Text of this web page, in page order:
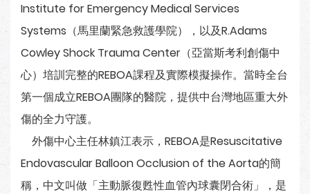
Institute for Emergency Medical Services
Systems（馬里蘭緊急救護學院），以及R.Adams
Cowley Shock Trauma Center（亞當斯考利創傷中
心）培訓完整的REBOA課程及實際模擬操作。當時全台
第一個成立REBOA團隊的醫院，提供中台灣地區重大外
傷的全力守護。
外傷中心主任林鎮江表示，REBOA是Resuscitative
Endovascular Balloon Occlusion of the Aorta的簡
稱，中文叫做「主動脈復甦性血管內球囊閉合術」，是